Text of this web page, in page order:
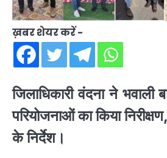
ख़बर शेयर करें -
जिलाधिकारी वंदना ने भवाली
परियोजनाओं का किया
के निर्देश।